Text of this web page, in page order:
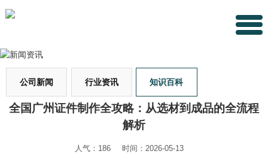
公司新闻 行业资讯 知识百科
全国广州证件制作全攻略：从选材到成品的全流程
解析
人气：186 时间：2026-05-13